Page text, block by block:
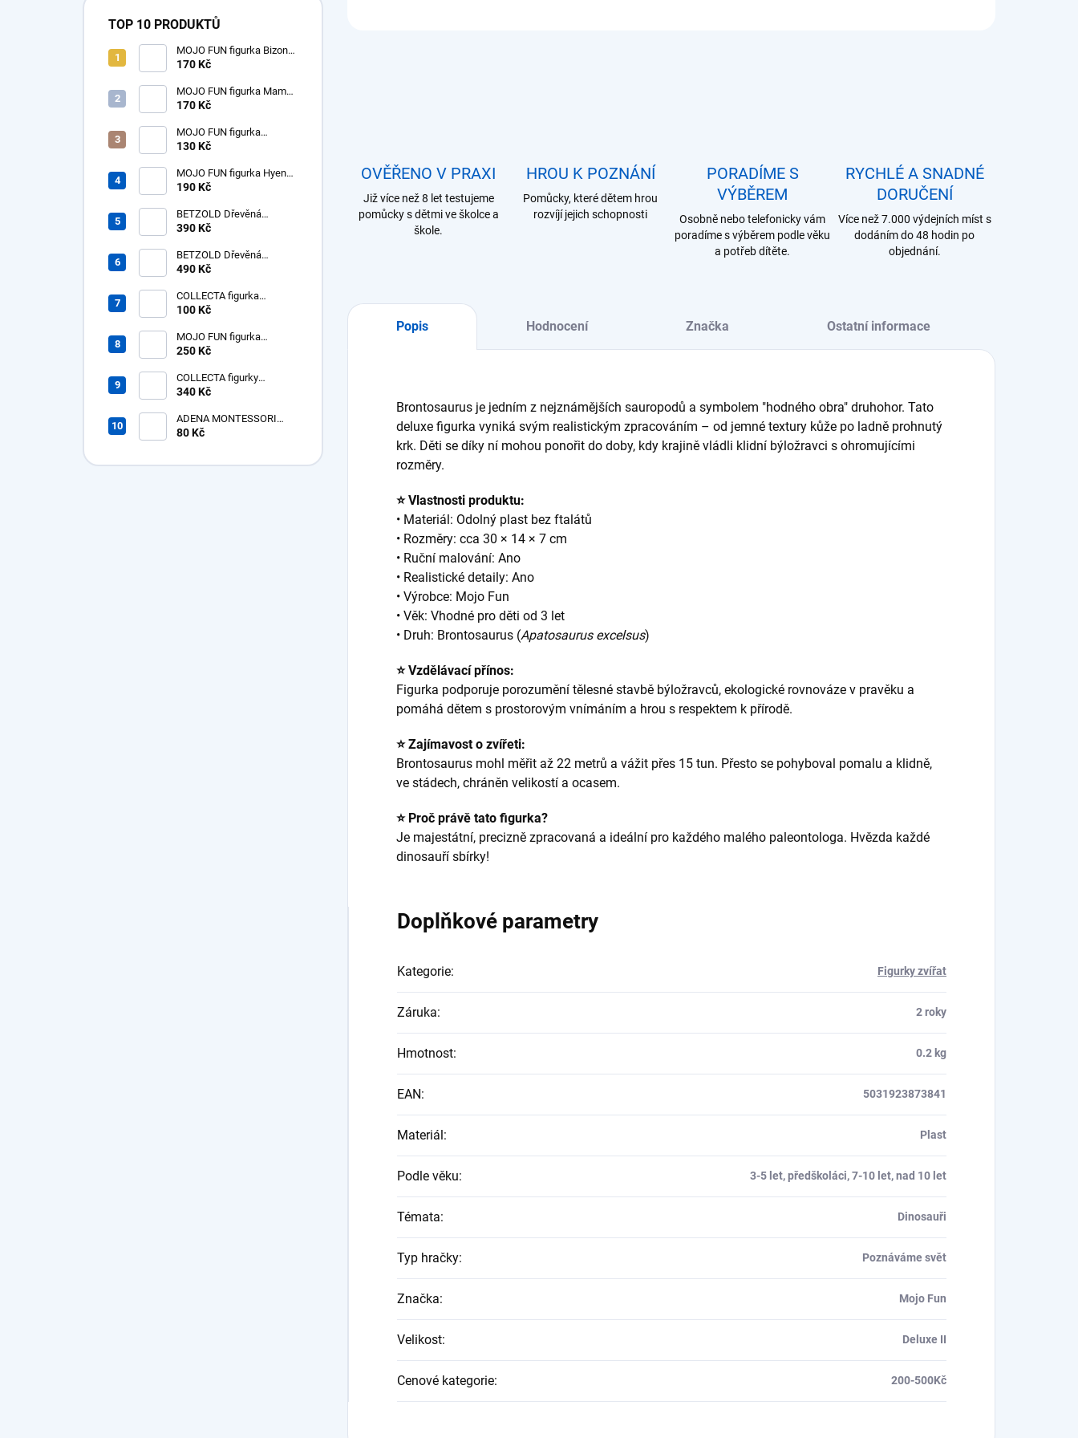
TOP 10 PRODUKTŮ
MOJO FUN figurka Bizon
americký samice
170 Kč
MOJO FUN figurka Mamut
mládě
170 Kč
MOJO FUN figurka
dinosaurus Tyrannosaurus
130 Kč
MOJO FUN figurka Hyena
prehistorická - Hyaenodon
190 Kč
BETZOLD Dřevěná
desítková soustava - tisíc -
390 Kč
BETZOLD Dřevěná
desítková soustava -
490 Kč
COLLECTA figurka
dinosaurus Tyrannosaurus
100 Kč
MOJO FUN figurka
Nosorožec prehistorický
250 Kč
COLLECTA figurky
Prehistorická zvířata v
340 Kč
ADENA MONTESSORI
Bavlněná žínka bez poutka
80 Kč
OVĚŘENO V PRAXI
Již více než 8 let testujeme
pomůcky s dětmi ve školce a
škole.
HROU K POZNÁNÍ
Pomůcky, které dětem hrou
rozvíjí jejich schopnosti
PORADÍME S
VÝBĚREM
Osobně nebo telefonicky vám
poradíme s výběrem podle věku
a potřeb dítěte.
RYCHLÉ A SNADNÉ
DORUČENÍ
Více než 7.000 výdejních míst s
dodáním do 48 hodin po
objednání.
Popis Hodnocení Značka Ostatní informace
Brontosaurus je jedním z nejznámějších sauropodů a symbolem "hodného obra" druhohor. Tato
deluxe figurka vyniká svým realistickým zpracováním – od jemné textury kůže po ladně prohnutý
krk. Děti se díky ní mohou ponořit do doby, kdy krajině vládli klidní býložravci s ohromujícími
rozměry.
⭐ Vlastnosti produktu:
• Materiál: Odolný plast bez ftalátů
• Rozměry: cca 30 × 14 × 7 cm
• Ruční malování: Ano
• Realistické detaily: Ano
• Výrobce: Mojo Fun
• Věk: Vhodné pro děti od 3 let
• Druh: Brontosaurus (Apatosaurus excelsus)
⭐ Vzdělávací přínos:
Figurka podporuje porozumění tělesné stavbě býložravců, ekologické rovnováze v pravěku a
pomáhá dětem s prostorovým vnímáním a hrou s respektem k přírodě.
⭐ Zajímavost o zvířeti:
Brontosaurus mohl měřit až 22 metrů a vážit přes 15 tun. Přesto se pohyboval pomalu a klidně,
ve stádech, chráněn velikostí a ocasem.
⭐ Proč právě tato figurka?
Je majestátní, precizně zpracovaná a ideální pro každého malého paleontologa. Hvězda každé
dinosauří sbírky!
Doplňkové parametry
Kategorie: Figurky zvířat
Záruka: 2 roky
Hmotnost: 0.2 kg
EAN: 5031923873841
Materiál: Plast
Podle věku: 3-5 let, předškoláci, 7-10 let, nad 10 let
Témata: Dinosauři
Typ hračky: Poznáváme svět
Značka: Mojo Fun
Velikost: Deluxe II
Cenové kategorie: 200-500Kč